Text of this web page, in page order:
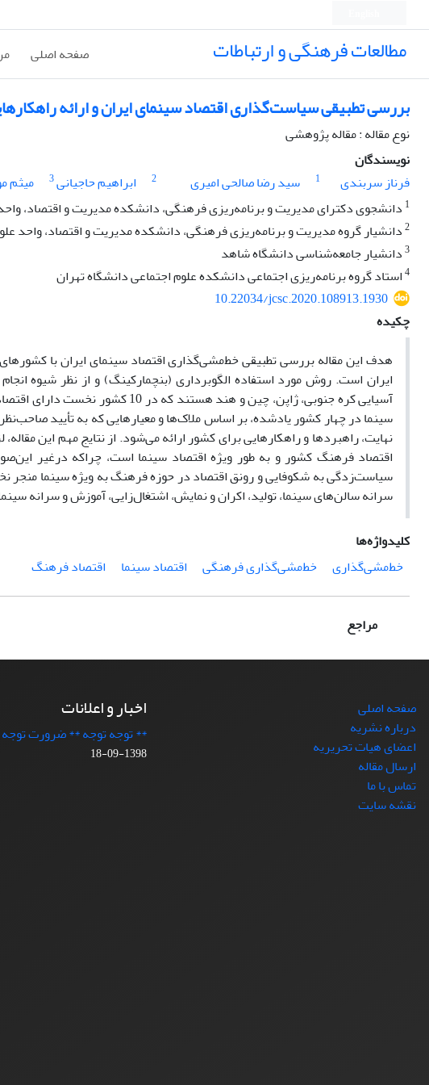
مطالعات فرهنگی و ارتباطات صفحه اصلی
بررسی تطبیقی سیاست‌گذاری اقتصاد سینمای ایران و ارائه
نوع مقاله : مقاله پژوهشی
نویسندگان
فرناز سربندی
1 سید رضا صالحی امیری 2 ابراهیم حاجیانی3 میثم
1 دانشجوی دکترای مدیریت و برنامه‌ریزی فرهنگی، دانشکده مدیریت و اقتصاد، واحد
2دانشیار گروه مدیریت و برنامه‌ریزی فرهنگی، دانشکده مدیریت و اقتصاد، واحد
3دانشیار جامعه‌شناسی دانشگاه شاهد
4استاد گروه برنامه‌ریزی اجتماعی دانشکده علوم اجتماعی دانشگاه تهران
10.22034/jcsc.2020.108913.1930
چکیده
هدف این مقاله بررسی تطبیقی خط‌مشی‌گذاری اقتصاد سینمای ایران با
ایران است. روش مورد استفاده الگوبرداری (بنچمارکینگ) و از نظر شیوه
آسیایی کره جنوبی، ژاپن، چین و
سینما در چهار کشور یادشده، بر اساس ملاک‌ها و معیارهایی که به تأیید
نهایت، راهبردها و راهکارهایی برای کشور ارائه می‌شود. از نتایج مهم این
اقتصاد فرهنگ کشور و به طور ویژه اقتصاد سینما است، چراکه درغیر
سیاست‌زدگی به شکوفایی و رونق اقتصاد در حوزه فرهنگ به ویژه سینما
سرانه سالن‌های سینما، تولید، اکران و نمایش، اشتغال‌زایی، آموزش و سرانه
کلیدواژه‌ها
خط‌مشی‌گذاری
خط‌مشی‌گذاری فرهنگی اقتصاد سینما اقتصاد فرهنگ
مراجع
صفحه اصلی
درباره نشریه
اعضای هیات تحریریه
ارسال مقاله
تماس با ما
نقشه سایت
اخبار و اعلانات
** توجه توجه ** ضرورت
1398-09-18